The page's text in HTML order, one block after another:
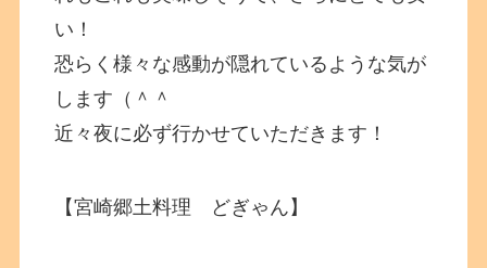
い！
恐らく様々な感動が隠れているような気が
します（＾＾
近々夜に必ず行かせていただきます！
【宮崎郷土料理 どぎゃん】